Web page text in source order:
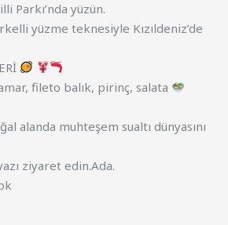
Parkı’nda yüzün.
yüzme teknesiyle Kızıldeniz’de
fileto balık, pirinç, salata
alanda muhteşem sualtı dünyasını
ziyaret edin.Ada.